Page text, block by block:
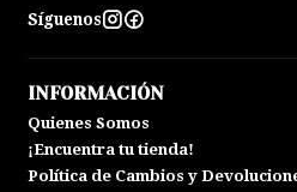
Síguenos
INFORMACIÓN
Quienes Somos
¡Encuentra tu tienda!
Política de Cambios y